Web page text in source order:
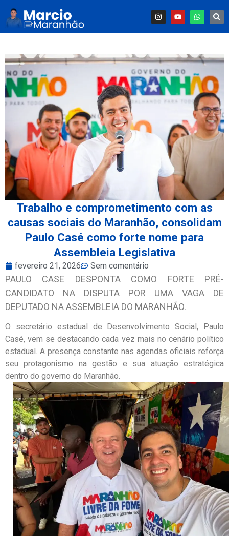
Trabalho e comprometimento com as
causas sociais do Maranhão, consolidam
Paulo Casé como forte nome para
Assembleia Legislativa
fevereiro 21, 2026 Sem comentário
PAULO CASE DESPONTA COMO FORTE PRÉ-
CANDIDATO NA DISPUTA POR UMA VAGA DE
DEPUTADO NA ASSEMBLEIA DO MARANHÃO.
O secretário estadual de Desenvolvimento Social, Paulo
Casé, vem se destacando cada vez mais no cenário político
estadual. A presença constante nas agendas oficiais reforça
seu protagonismo na gestão e sua atuação estratégica
dentro do governo do Maranhão.